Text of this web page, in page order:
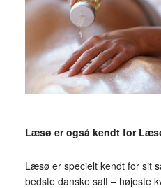
Læsø er også kendt for
Læsø er specielt kendt for sit
bedste danske salt – højeste